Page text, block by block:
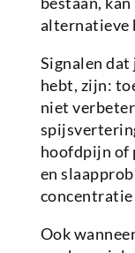
alternatieve
Signalen
hebt, zijn:
niet
hoofdpijn of
en
Ook